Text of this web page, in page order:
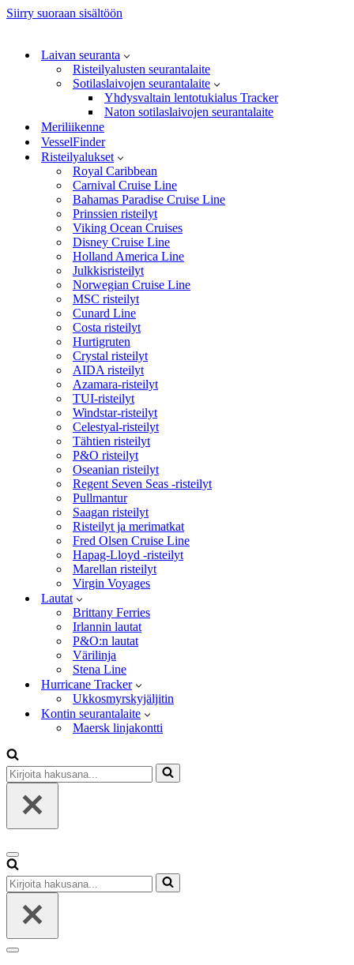
Siirry suoraan sisältöön
Laivan seuranta
Risteilyalusten seurantalaite
Sotilaslaivojen seurantalaite
Yhdysvaltain lentotukialus Tracker
Naton sotilaslaivojen seurantalaite
Meriliikenne
VesselFinder
Risteilyalukset
Royal Caribbean
Carnival Cruise Line
Bahamas Paradise Cruise Line
Prinssien risteilyt
Viking Ocean Cruises
Disney Cruise Line
Holland America Line
Julkkisristeilyt
Norwegian Cruise Line
MSC risteilyt
Cunard Line
Costa risteilyt
Hurtigruten
Crystal risteilyt
AIDA risteilyt
Azamara-risteilyt
TUI-risteilyt
Windstar-risteilyt
Celestyal-risteilyt
Tähtien risteilyt
P&O risteilyt
Oseanian risteilyt
Regent Seven Seas -risteilyt
Pullmantur
Saagan risteilyt
Risteilyt ja merimatkat
Fred Olsen Cruise Line
Hapag-Lloyd -risteilyt
Marellan risteilyt
Virgin Voyages
Lautat
Brittany Ferries
Irlannin lautat
P&O:n lautat
Värilinja
Stena Line
Hurricane Tracker
Ukkosmyrskyjäljitin
Kontin seurantalaite
Maersk linjakontti
Kirjoita
hakusana...
Valikko
Kirjoita
hakusana...
Valikko